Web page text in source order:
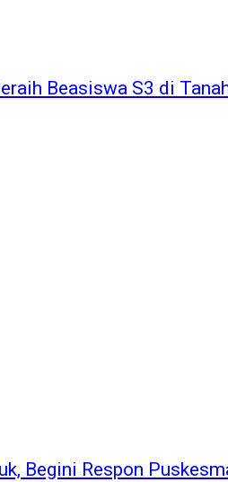
Beasiswa S3 di
Begini Respon